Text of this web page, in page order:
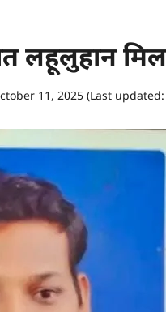
लहूलुहान
11, 2025 (Last